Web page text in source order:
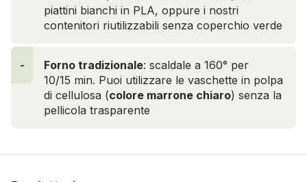
piattini bianchi in PLA, oppure i nostri
contenitori riutilizzabili senza coperchio verde
Forno tradizionale: scaldale a 160° per
10/15 min. Puoi utilizzare le vaschette in polpa
di cellulosa (colore marrone
-
chiaro) senza la
pellicola trasparente